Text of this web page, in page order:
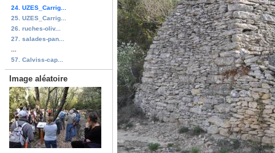
24. UZES_Carrig...
25. UZES_Carrig...
26. ruches-oliv...
27. salades-pan...
57. Calviss-cap...
Image aléatoire